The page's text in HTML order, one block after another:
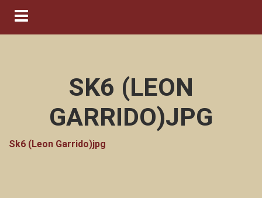
Navigation ein-/ausblenden
SK6 (LEON
GARRIDO)JPG
Sk6 (Leon Garrido)jpg